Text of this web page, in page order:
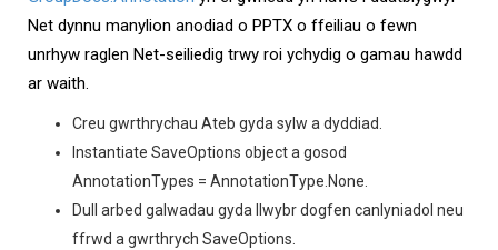
Net dynnu manylion anodiad o PPTX o ffeiliau o fewn
unrhyw raglen Net-seiliedig trwy roi ychydig o gamau hawdd
ar waith.
Creu gwrthrychau Ateb gyda sylw a dyddiad.
Instantiate SaveOptions object a gosod
AnnotationTypes = AnnotationType.None.
Dull arbed galwadau gyda llwybr dogfen canlyniadol neu
ffrwd a gwrthrych SaveOptions.